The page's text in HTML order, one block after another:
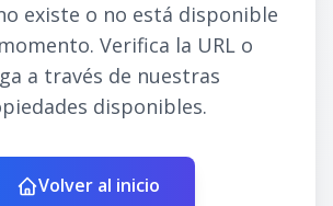
existe o no está disponible
Verifica la URL o
a través de nuestras
disponibles.
Volver al inicio